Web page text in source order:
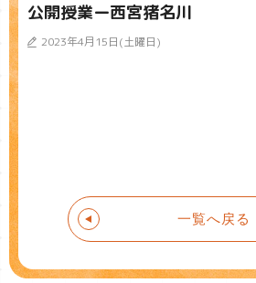
公開授業ー西宮猪名川
2023年4月15日(土曜日)
一覧へ戻る